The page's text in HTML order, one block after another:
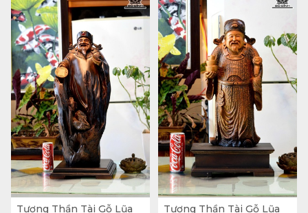
Tượng Thần Tài Gỗ Lũa
Tượng Thần Tài Gỗ Lũa